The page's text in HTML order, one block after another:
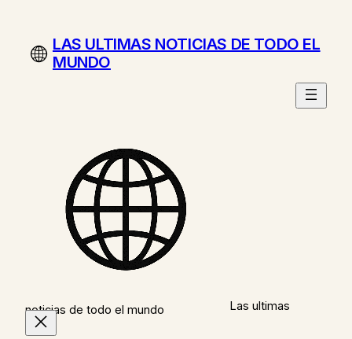
contenidoLAS ULTIMAS NOTICIAS DE TODO EL
MUNDO
Las ultimas
noticias de todo el mundo